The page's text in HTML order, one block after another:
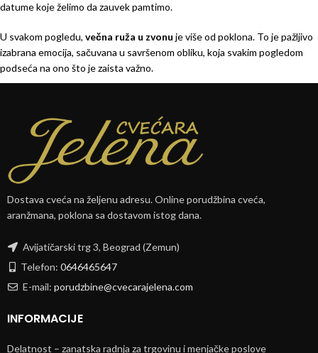
datume koje želimo da zauvek pamtimo.
U svakom pogledu, večna ruža u zvonu je više od poklona. To je pažljivo
izabrana emocija, sačuvana u savršenom obliku, koja svakim pogledom
podseća na ono što je zaista važno.
Dostava cveća na željenu adresu. Online porudžbina cveća,
aranžmana, poklona sa dostavom istog dana.
Avijatičarski trg 3, Beograd (Zemun)
Telefon: 0646465647
E-mail: porudzbine@cvecarajelena.com
INFORMACIJE
Delatnost – zanatska radnja za trgovinu i menjačke poslove